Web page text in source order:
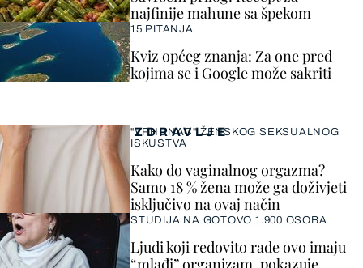
ZDRAVLJE
"VRHUNAC" ŽENSKOG SEKSUALNOG
ISKUSTVA
Kako do vaginalnog orgazma?
Samo 18 % žena može ga doživjeti
isključivo na ovaj način
STUDIJA NA GOTOVO 1.900 OSOBA
Ljudi koji redovito rade ovo imaju
najfinije mahune sa špekom
15 PITANJA
Kviz općeg znanja: Za one pred
kojima se i Google može sakriti